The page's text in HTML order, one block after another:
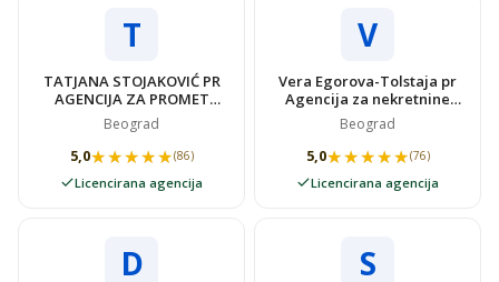
T
TATJANA STOJAKOVIĆ PR
AGENCIJA ZA PROMET
NEKRETNINAMA SUPER
STAN
Beograd
5,0★★★★★
★★★★★(86)
Licencirana agencija
V
Vera Egorova-Tolstaja pr
Agencija za nekretnine
VIDOVSTAN
Beograd
5,0★★★★★
★★★★★(76)
Licencirana agencija
D S